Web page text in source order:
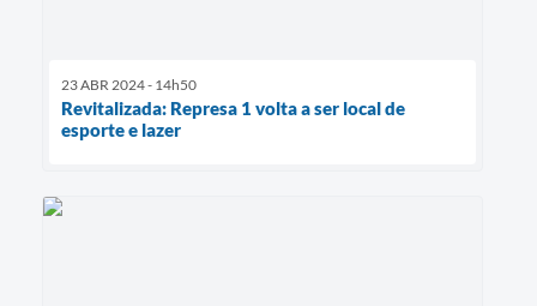
23 ABR 2024 - 14h50
Revitalizada: Represa 1 volta a ser local de
esporte e lazer